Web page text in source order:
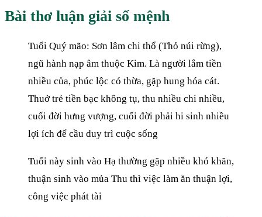
Bài thơ luận giải số mệnh
Tuổi Quý mão: Sơn lâm chi thổ (Thỏ núi rừng),
ngũ hành nạp âm thuộc Kim. Là người lắm tiền
nhiều của, phúc lộc có thừa, gặp hung hóa cát.
Thuở trẻ tiền bạc không tụ, thu nhiều chi nhiều,
cuối đời hưng vượng, cuối đời phải hi sinh nhiều
lợi ích để cầu duy trì cuộc sống
Tuổi này sinh vào Hạ thường gặp nhiều khó khăn,
thuận sinh vào mủa Thu thì việc làm ăn thuận lợi,
công việc phát tài